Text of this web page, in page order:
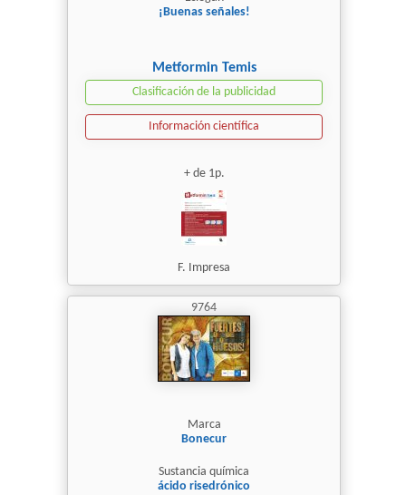
¡Buenas señales!
Metformin Temis
Clasificación de la publicidad
Información científica
+ de 1p.
F. Impresa
9764
Marca
Bonecur
Sustancia química
ácido risedrónico